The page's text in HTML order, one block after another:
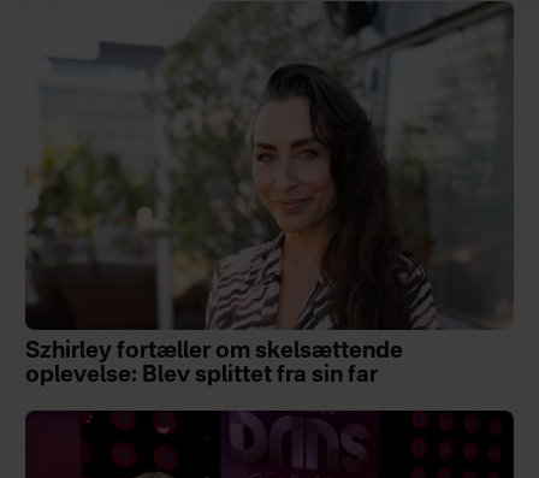
Szhirley fortæller om skelsættende
oplevelse: Blev splittet fra sin far